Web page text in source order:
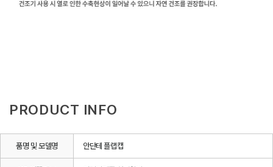
PRODUCT INFO
품명 및 모델명 안단테 플랩캡